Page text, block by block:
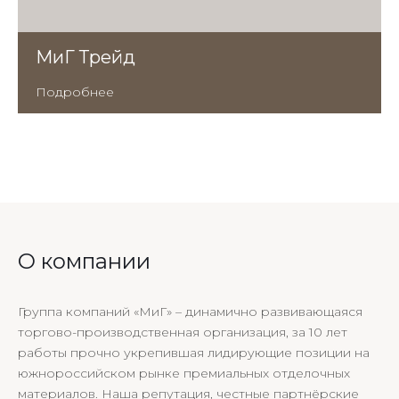
МиГ Трейд
Подробнее
О компании
Группа компаний «МиГ» – динамично развивающаяся
торгово-производственная организация, за 10 лет
работы прочно укрепившая лидирующие позиции на
южнороссийском рынке премиальных отделочных
материалов. Наша репутация, честные партнёрские